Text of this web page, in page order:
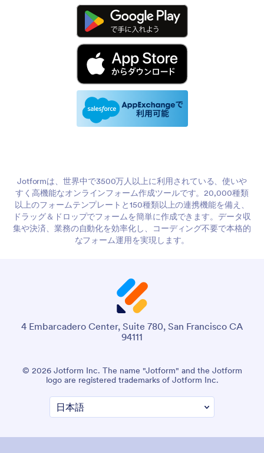
Jotformは、世界中で3500万人以上に利用されている、使いや
すく高機能なオンラインフォーム作成ツールです。20,000種類
以上のフォームテンプレートと150種類以上の連携機能を備え、
ドラッグ＆ドロップでフォームを簡単に作成できます。データ収
集や決済、業務の自動化を効率化し、コーディング不要で本格的
なフォーム運用を実現します。
4 Embarcadero Center, Suite 780, San Francisco CA
94111
© 2026 Jotform Inc. The name "Jotform" and the Jotform
logo are registered trademarks of Jotform Inc.